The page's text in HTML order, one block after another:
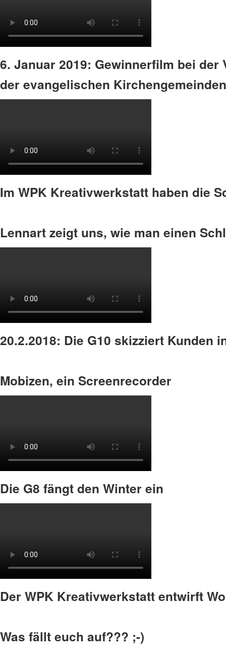
6. Januar 2019: Gewinnerfilm bei
der evangelischen
Im WPK Kreativwerkstatt haben die
Lennart zeigt uns, wie man einen
20.2.2018: Die G10 skizziert Kunden
Mobizen, ein Screenrecorder
Die G8 fängt den Winter ein
Der WPK Kreativwerkstatt entwirft
Was fällt euch auf??? ;-)